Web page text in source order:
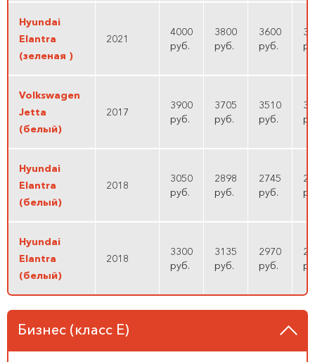
Hyundai
Elantra
(зеленая )
2021
4000
руб.
3800
руб.
3600
руб.
Volkswagen
Jetta
(белый)
2017
3900
руб.
3705
руб.
3510
руб.
Hyundai
Elantra
(белый)
2018
3050
руб.
2898
руб.
2745
руб.
Hyundai
Elantra
(белый)
2018
3300
руб.
3135
руб.
2970
руб.
Бизнес (класс E)